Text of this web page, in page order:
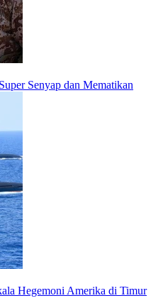
Senyap dan Mematikan
Hegemoni Amerika di Timur